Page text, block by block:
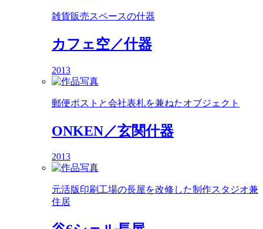
雑貨販売スペースの什器
カフェ空／什器
2013
郵便ポストと会社表札を兼ねたオブジェクト
ONKEN／玄関什器
2013
元活版印刷工場の長屋を改修した制作スタジオ兼
住居